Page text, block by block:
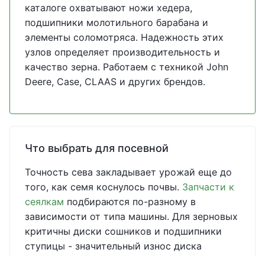
каталоге охватывают ножи хедера,
подшипники молотильного барабана и
элементы соломотряса. Надежность этих
узлов определяет производительность и
качество зерна. Работаем с техникой John
Deere, Case, CLAAS и других брендов.
Что выбрать для посевной
Точность сева закладывает урожай еще до
того, как семя коснулось почвы. Запчасти к
сеялкам подбираются по-разному в
зависимости от типа машины. Для зерновых
критичны диски сошников и подшипники
ступицы - значительный износ диска